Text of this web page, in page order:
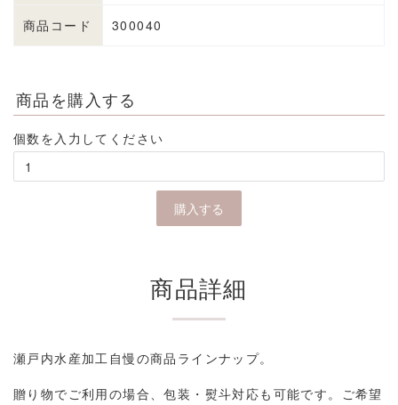
商品コード 300040
商品を購入する
個数を入力してください
商品詳細
瀬戸内水産加工自慢の商品ラインナップ。
贈り物でご利用の場合、包装・熨斗対応も可能です。ご希望